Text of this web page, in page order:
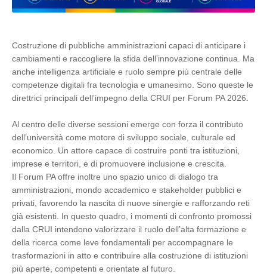
Costruzione di pubbliche amministrazioni capaci di anticipare i
cambiamenti e raccogliere la sfida dell’innovazione continua. Ma
anche intelligenza artificiale e ruolo sempre più centrale delle
competenze digitali fra tecnologia e umanesimo. Sono queste le
direttrici principali dell’impegno della CRUI per Forum PA 2026.
Al centro delle diverse sessioni emerge con forza il contributo
dell’università come motore di sviluppo sociale, culturale ed
economico. Un attore capace di costruire ponti tra istituzioni,
imprese e territori, e di promuovere inclusione e crescita.
Il Forum PA offre inoltre uno spazio unico di dialogo tra
amministrazioni, mondo accademico e stakeholder pubblici e
privati, favorendo la nascita di nuove sinergie e rafforzando reti
già esistenti. In questo quadro, i momenti di confronto promossi
dalla CRUI intendono valorizzare il ruolo dell’alta formazione e
della ricerca come leve fondamentali per accompagnare le
trasformazioni in atto e contribuire alla costruzione di istituzioni
più aperte, competenti e orientate al futuro.